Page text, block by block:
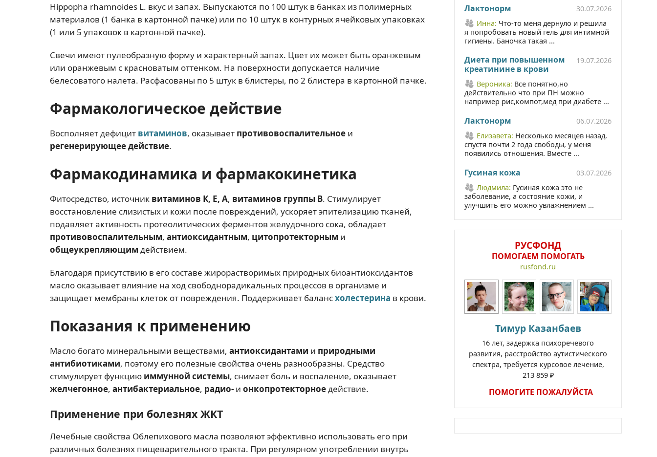
Нippopha rhamnoides L. вкус и запах. Выпускаются по 100 штук в банках из полимерных
материалов (1 банка в картонной пачке) или по 10 штук в контурных ячейковых упаковках
(1 или 5 упаковок в картонной пачке).
Свечи имеют пулеобразную форму и характерный запах. Цвет их может быть оранжевым
или оранжевым с красноватым оттенком. На поверхности допускается наличие
белесоватого налета. Расфасованы по 5 штук в блистеры, по 2 блистера в картонной пачке.
Фармакологическое действие
Восполняет дефицит витаминов, оказывает противовоспалительное и
регенерирующее действие.
Фармакодинамика и фармакокинетика
Фитосредство, источник витаминов К, Е, А, витаминов группы В. Стимулирует
восстановление слизистых и кожи после повреждений, ускоряет эпителизацию тканей,
подавляет активность протеолитических ферментов желудочного сока, обладает
противовоспалительным, антиоксидантным, цитопротекторным и
общеукрепляющим действием.
Благодаря присутствию в его составе жирорастворимых природных биоантиоксидантов
масло оказывает влияние на ход свободнорадикальных процессов в организме и
защищает мембраны клеток от повреждения. Поддерживает балансхолестерина в крови.
Показания к применению
Масло богато минеральными веществами, антиоксидантами и природными
антибиотиками, поэтому его полезные свойства очень разнообразны. Средство
стимулирует функцию иммунной системы, снимает боль и воспаление, оказывает
желчегонное, антибактериальное, радио- и онкопротекторноедействие.
Применение при болезнях ЖКТ
Лечебные свойства Облепихового масла позволяют эффективно использовать его при
различных болезнях пищеварительного тракта. При регулярном употреблении внутрь
Лактонорм
30.07.2026
Инна: Что-то меня дернуло и решила
я попробовать новый гель для интимной
гигиены. Баночка такая ...
Диета при повышенном
креатинине в крови
19.07.2026
Вероника: Все понятно,но
действительно что при ПН можно
например рис,компот,мед при диабете ...
Лактонорм
06.07.2026
Елизавета: Несколько месяцев назад,
спустя почти 2 года свободы, у меня
появились отношения. Вместе ...
Гусиная кожа
03.07.2026
Людмила: Гусиная кожа это не
заболевание, а состояние кожи, и
улучшить его можно увлажнением ...
РУСФОНД
ПОМОГАЕМ ПОМОГАТЬ
rusfond.ru
Тимур Казанбаев
16 лет, задержка психоречевого
развития, расстройство аутистического
спектра, требуется курсовое лечение,
213 859 ₽
ПОМОГИТЕ ПОЖАЛУЙСТА